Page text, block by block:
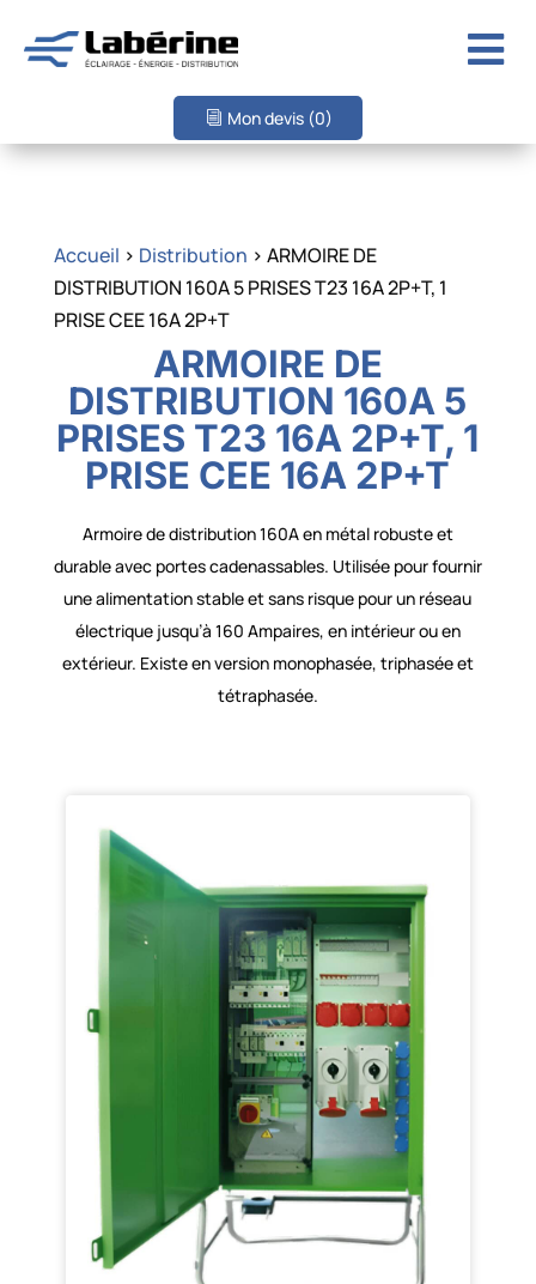

Mon devis (0)
Accueil > Distribution > ARMOIRE DE
DISTRIBUTION 160A 5 PRISES T23 16A 2P+T, 1
PRISE CEE 16A 2P+T
ARMOIRE DE
DISTRIBUTION 160A 5
PRISES T23 16A 2P+T, 1
PRISE CEE 16A 2P+T
Armoire de distribution 160A en métal robuste et
durable avec portes cadenassables. Utilisée pour fournir
une alimentation stable et sans risque pour un réseau
électrique jusqu’à 160 Ampaires, en intérieur ou en
extérieur. Existe en version monophasée, triphasée et
tétraphasée.